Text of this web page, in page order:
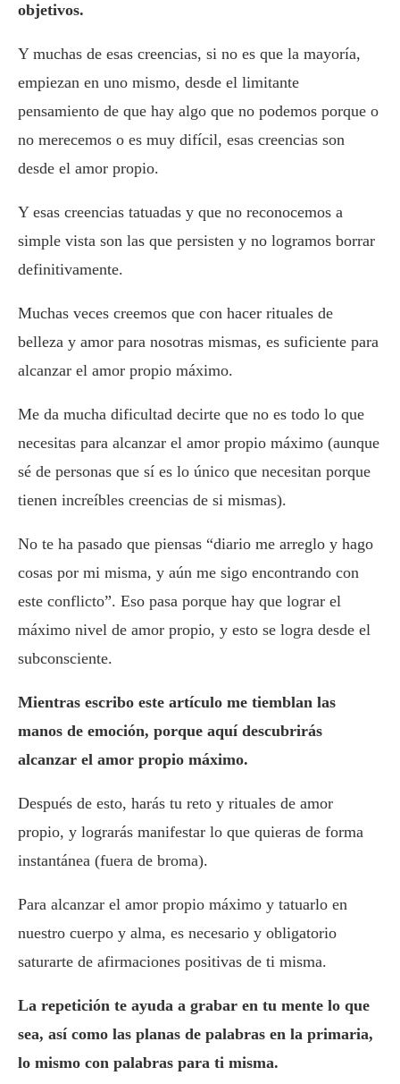
objetivos.
Y muchas de esas creencias, si no es que la mayoría,
empiezan en uno mismo, desde el limitante
pensamiento de que hay algo que no podemos porque o
no merecemos o es muy difícil, esas creencias son
desde el amor propio.
Y esas creencias tatuadas y que no reconocemos a
simple vista son las que persisten y no logramos borrar
definitivamente.
Muchas veces creemos que con hacer rituales de
belleza y amor para nosotras mismas, es suficiente para
alcanzar el amor propio máximo.
Me da mucha dificultad decirte que no es todo lo que
necesitas para alcanzar el amor propio máximo (aunque
sé de personas que sí es lo único que necesitan porque
tienen increíbles creencias de si mismas).
No te ha pasado que piensas “diario me arreglo y hago
cosas por mi misma, y aún me sigo encontrando con
este conflicto”. Eso pasa porque hay que lograr el
máximo nivel de amor propio, y esto se logra desde el
subconsciente.
Mientras escribo este artículo me tiemblan las
manos de emoción, porque aquí descubrirás
alcanzar el amor propio máximo.
Después de esto, harás tu reto y rituales de amor
propio, y lograrás manifestar lo que quieras de forma
instantánea (fuera de broma).
Para alcanzar el amor propio máximo y tatuarlo en
nuestro cuerpo y alma, es necesario y obligatorio
saturarte de afirmaciones positivas de ti misma.
La repetición te ayuda a grabar en tu mente lo que
sea, así como las planas de palabras en la primaria,
lo mismo con palabras para ti misma.